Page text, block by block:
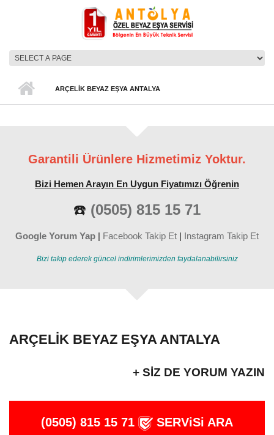
ANA MENÜARÇELIK BEYAZ EŞYA ANTALYA
Garantili Ürünlere Hizmetimiz Yoktur.
Bizi Hemen Arayın En Uygun Fiyatımızı Öğrenin
☎️ (0505) 815 15 71
Google Yorum Yap | Facebook Takip Et | Instagram Takip Et
Bizi takip ederek güncel indirimlerimizden faydalanabilirsiniz
ARÇELIK BEYAZ EŞYA ANTALYA
+ SIZ DE YORUM YAZIN
(0505) 815 15 71 SERViSi ARA